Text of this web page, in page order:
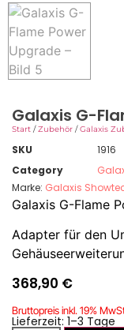
Galaxis G-
Start /Zubehör /Galaxis
SKU
1916
Category
Marke: Galaxis
Galaxis G-Flame
Adapter für den
368,90 €
Bruttopreis inkl. 19%
Lieferzeit: 1–3 Tage